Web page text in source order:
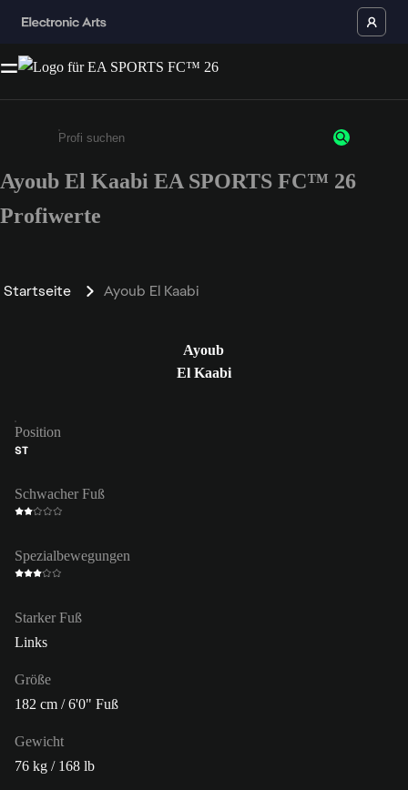
Gib mindestens 3 Zeichen oder Ziffern ein
Ayoub El Kaabi EA SPORTS FC™ 26
Profiwerte
Startseite Ayoub El Kaabi
Ayoub
El Kaabi
Position
ST
Schwacher Fuß
Spezialbewegungen
Starker Fuß
Links
Größe
182 cm / 6'0" Fuß
Gewicht
76 kg / 168 lb